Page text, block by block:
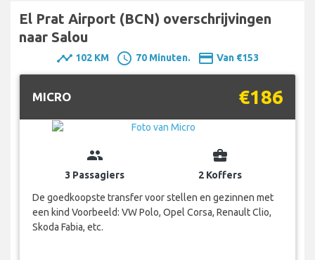
El Prat Airport (BCN) overschrijvingen
naar Salou
timeline 102 KM schedule 70 Minuten. payment Van €153
MICRO €186
group
3 Passagiers
business_center
2 Koffers
De goedkoopste transfer voor stellen en gezinnen met
een kind Voorbeeld: VW Polo, Opel Corsa, Renault Clio,
Skoda Fabia, etc.